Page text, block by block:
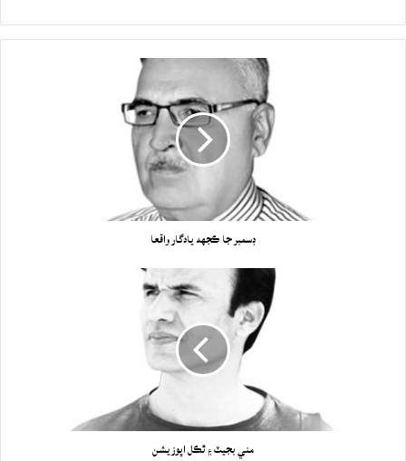
ڊسمبر جا ڪجھه يادگار واقعا
مني بجيٽ ۽ ٿڪل اپوزيشن